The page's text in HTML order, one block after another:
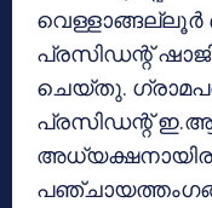
പ്രസിഡന്റ്
ചെയ്തു.
പ്രസിഡന്റ്